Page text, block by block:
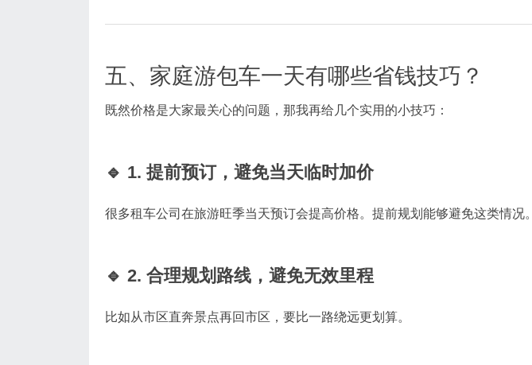
五、家庭游包车一天有哪些省钱技巧？
既然价格是大家最关心的问题，那我再给几个实用的小技巧：
🔹 1. 提前预订，避免当天临时加价
很多租车公司在旅游旺季当天预订会提高价格。提前规划能够避免这类情况。
🔹 2. 合理规划路线，避免无效里程
比如从市区直奔景点再回市区，要比一路绕远更划算。